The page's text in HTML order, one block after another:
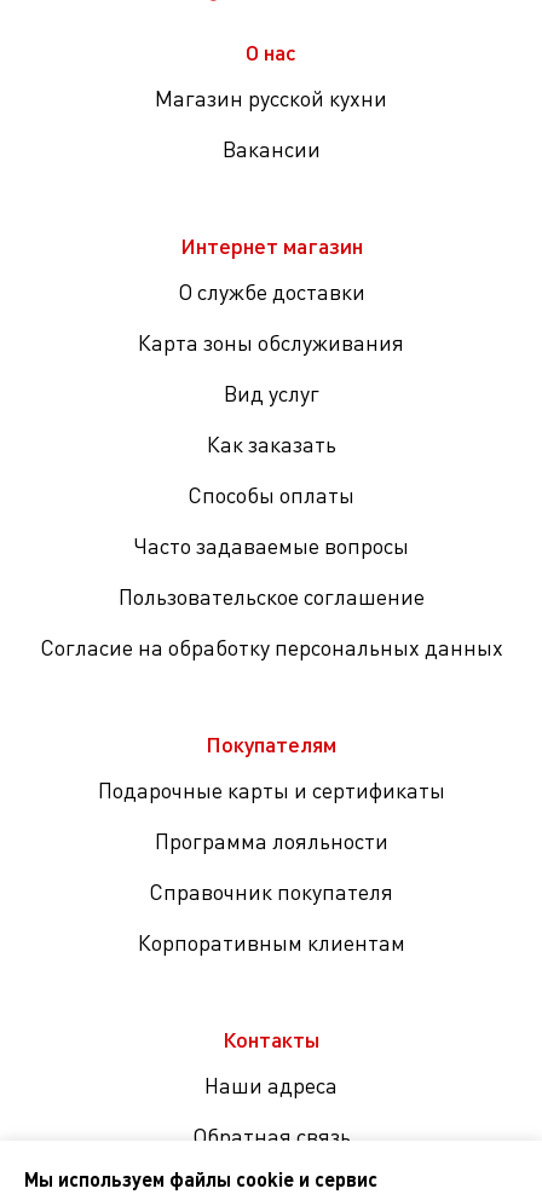
О нас
Магазин русской кухни
Вакансии
Интернет магазин
О службе доставки
Карта зоны обслуживания
Вид услуг
Как заказать
Способы оплаты
Часто задаваемые вопросы
Пользовательское соглашение
Согласие на обработку персональных данных
Покупателям
Подарочные карты и сертификаты
Программа лояльности
Справочник покупателя
Корпоративным клиентам
Контакты
Наши адреса
Обратная связь
Мы используем файлы cookie и сервис